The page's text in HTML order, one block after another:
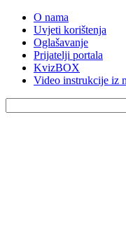
O nama
Uvjeti korištenja
Oglašavanje
Prijatelji portala
KvizBOX
Video instrukcije iz